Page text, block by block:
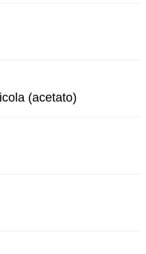
(acetato)